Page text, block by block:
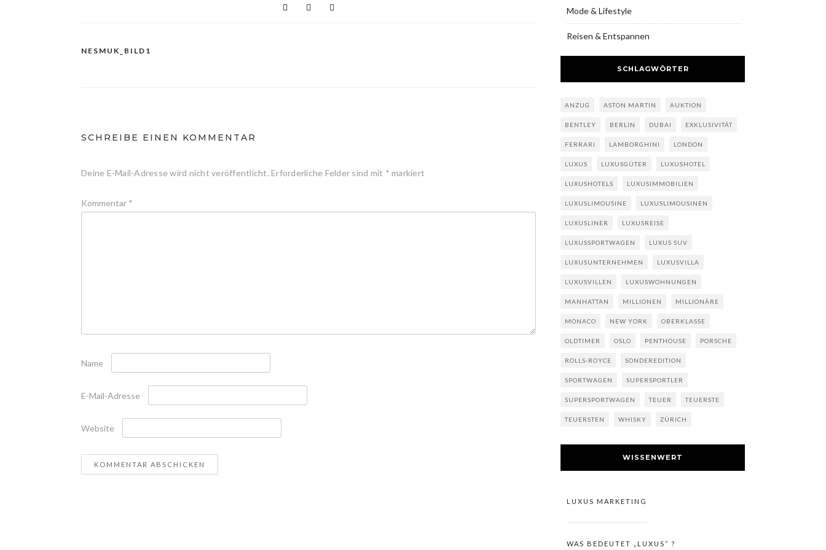
Beitragsnavigation
NESMUK_BILD1
SCHREIBE EINEN KOMMENTAR
Deine E-Mail-Adresse wird nicht veröffentlicht. Erforderliche Felder sind mit * markiert
Kommentar *
Name
E-Mail-Adresse
Website
Mode & Lifestyle
Reisen & Entspannen
SCHLAGWÖRTER
ANZUG ASTON MARTIN AUKTION
BENTLEY BERLIN DUBAI EXKLUSIVITÄT
FERRARI LAMBORGHINI LONDON
LUXUS LUXUSGÜTER LUXUSHOTEL
LUXUSHOTELS LUXUSIMMOBILIEN
LUXUSLIMOUSINE LUXUSLIMOUSINEN
LUXUSLINER LUXUSREISE
LUXUSSPORTWAGEN LUXUS SUV
LUXUSUNTERNEHMEN LUXUSVILLA
LUXUSVILLEN LUXUSWOHNUNGEN
MANHATTAN MILLIONEN MILLIONÄRE
MONACO NEW YORK OBERKLASSE
OLDTIMER OSLO PENTHOUSE PORSCHE
ROLLS-ROYCE SONDEREDITION
SPORTWAGEN SUPERSPORTLER
SUPERSPORTWAGEN TEUER TEUERSTE
TEUERSTEN WHISKY ZÜRICH
WISSENWERT
LUXUS MARKETING
WAS BEDEUTET „LUXUS“ ?